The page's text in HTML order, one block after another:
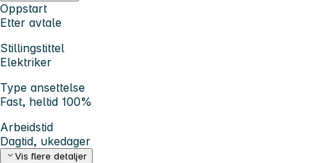
Oppstart
Etter avtale
Stillingstittel
Elektriker
Type ansettelse
Fast, heltid 100%
Arbeidstid
Dagtid, ukedager
Vis flere detaljer